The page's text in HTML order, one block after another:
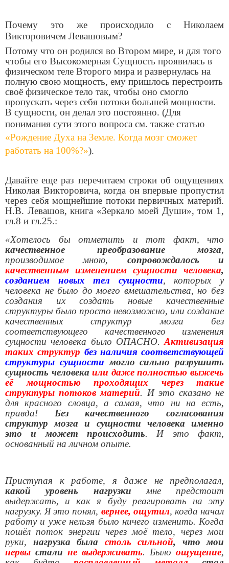
Почему это же происходило с Николаем
Викторовичем Левашовым?
Потому что он родился во Втором мире, и для того
чтобы его Высокомерная Сущность проявилась в
физическом теле Второго мира и развернулась на
полную свою мощность, ему пришлось перестроить
своё физическое тело так, чтобы оно смогло
пропускать через себя потоки большей мощности.
В сущности, он делал это постоянно. (Для
понимания сути этого вопроса см. также статью
«Рождение Духа на Земле. Когда мозг сможет
работать на 100%?»).
Давайте еще раз перечитаем строки об ощущениях
Николая Викторовича, когда он впервые пропустил
через себя мощнейшие потоки первичных материй.
Н.В. Левашов,книга «Зеркало моей Души», том 1,
гл.8 и гл.25.:
«Хотелось бы отметить и тот факт, что
качественное преобразование мозга,
производимое мною, сопровождалось и
качественным изменением сущности человека,
созданием новых тел сущности, которых у
человека не было до моего вмешательства, но без
создания их создать новые качественные
структуры было просто невозможно, или создание
качественных структур мозга без
соответствующего качественного изменения
сущности человека было ОПАСНО. Активизация
таких структур без наличия соответствующей
структуры сущности могло сильно разрушить
сущность человека или даже полностью выжечь
её мощностью проходящих через такие
структуры потоков материй. И это сказано не
для красного словца, а самая, что ни на есть,
правда! Без качественного согласования
структур мозга и сущности человека именно
это и может происходить. И это факт,
основанный на личном опыте.
Приступая к работе, я даже не предполагал,
какой уровень нагрузки мне предстоит
выдержать, и как я буду реагировать на эту
нагрузку. Я это понял, вернее, ощутил, когда начал
работу и уже нельзя было ничего изменить. Когда
пошёл поток энергии через моё тело, через мои
руки, нагрузка была столь сильной, что мои
нервы стали не выдерживать. Было ощущение,